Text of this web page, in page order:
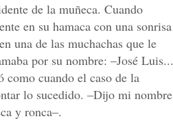
de la muñeca. Cuando
en su hamaca con una sonrisa
una de las muchachas que le
por su nombre: –José Luis...
como cuando el caso de la
lo sucedido. –Dijo mi nombre
y ronca–.